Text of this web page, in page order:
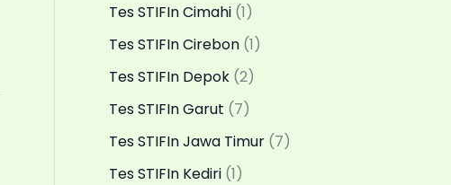
Tes STIFIn Cimahi (1)
Tes STIFIn Cirebon (1)
Tes STIFIn Depok (2)
Tes STIFIn Garut (7)
Tes STIFIn Jawa Timur (7)
Tes STIFIn Kediri (1)